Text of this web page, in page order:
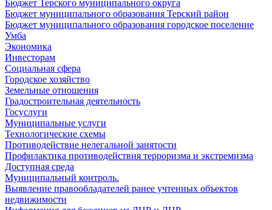
Бюджет Терского муниципального округа
Бюджет муниципального образования Терский район
Бюджет муниципального образования городское поселение
Умба
Экономика
Инвесторам
Социальная сфера
Городское хозяйство
Земельные отношения
Градостроительная деятельность
Госуслуги
Муниципальные услуги
Технологические схемы
Противодействие нелегальной занятости
Профилактика противодействия терроризма и экстремизма
Доступная среда
Муниципальный контроль.
Выявление правообладателей ранее учтенных объектов
недвижимости